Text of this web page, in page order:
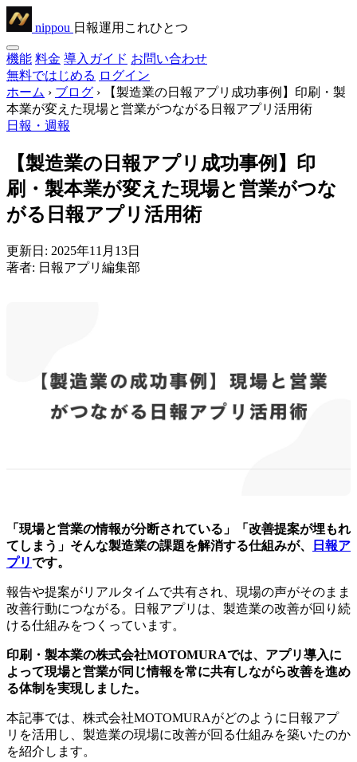
nippou 日報運用これひとつ
機能 料金 導入ガイド お問い合わせ
無料ではじめる ログイン
ホーム › ブログ ›
【製造業の日報アプリ成功事例】印刷・製
本業が変えた現場と営業がつながる日報アプリ活用術
日報・週報
【製造業の日報アプリ成功事例】印
刷・製本業が変えた現場と営業がつな
がる日報アプリ活用術
更新日: 2025年11月13日
著者: 日報アプリ編集部
「現場と営業の情報が分断されている」「改善提案が埋もれ
てしまう」そんな製造業の課題を解消する仕組みが、
日報ア
プリです。
報告や提案がリアルタイムで共有され、現場の声がそのまま
改善行動につながる。日報アプリは、製造業の改善が回り続
ける仕組みをつくっています。
印刷・製本業の株式会社MOTOMURAでは、アプリ導入に
よって現場と営業が同じ情報を常に共有しながら改善を進め
る体制を実現しました。
本記事では、株式会社MOTOMURAがどのように日報アプ
リを活用し、製造業の現場に改善が回る仕組みを築いたのか
を紹介します。